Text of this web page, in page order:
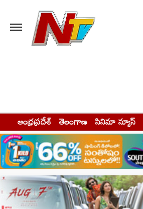
ఆంధ్రప్రదేశ్ తెలంగాణ సినిమా న్యూస్